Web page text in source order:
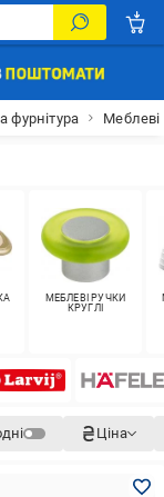
фурнітура Меблеві
МЕБЛЕВІ РУЧКИ
КРУГЛІ
Ціна